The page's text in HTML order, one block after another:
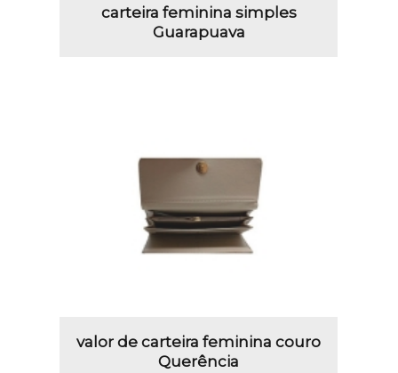
carteira feminina simples
Guarapuava
valor de carteira feminina couro
Querência